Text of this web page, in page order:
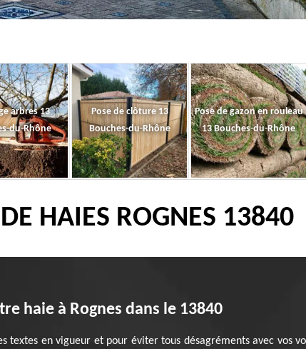
arbres 13
du-Rhône
Pose de clôture 13
Bouches-du-Rhône
Pose de gazon en rouleau
13 Bouches-du-Rhône
HAIES ROGNES 13840
haie à Rognes dans le 13840
en vigueur et pour éviter tous désagréments avec vos